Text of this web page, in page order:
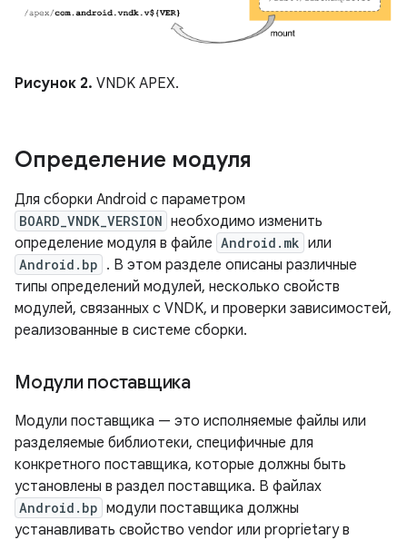
Рисунок 2. VNDK APEX.
Определение модуля
Для сборки Android с параметром
BOARD_VNDK_VERSION необходимо изменить
определение модуля в файле Android.mk или
Android.bp . В этом разделе описаны различные
типы определений модулей, несколько свойств
модулей, связанных с VNDK, и проверки зависимостей,
реализованные в системе сборки.
Модули поставщика
Модули поставщика — это исполняемые файлы или
разделяемые библиотеки, специфичные для
конкретного поставщика, которые должны быть
установлены в раздел поставщика. В файлах
Android.bp модули поставщика должны
устанавливать свойство vendor или proprietary в